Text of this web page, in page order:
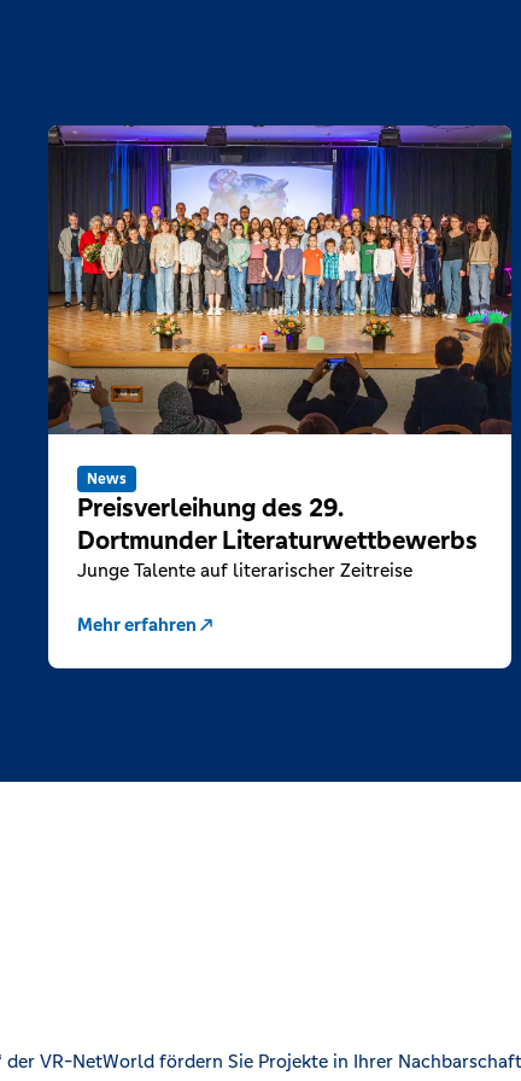
News
Preisverleihung des 29.
Dortmunder Literaturwettbewerbs
Junge Talente auf literarischer Zeitreise
Mehr erfahren
VR-NetWorld fördern Sie Projekte in Ihrer